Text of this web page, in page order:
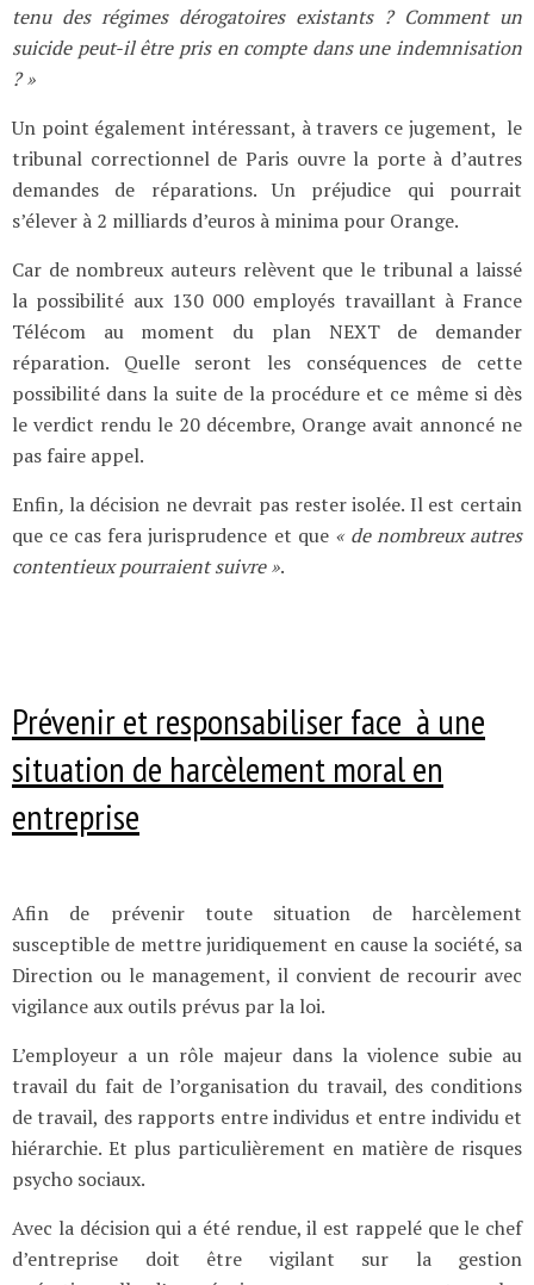
tenu des régimes dérogatoires existants ? Comment un
suicide peut-il être pris en compte dans une indemnisation
? »
Un point également intéressant, à travers ce jugement, le
tribunal correctionnel de Paris ouvre la porte à d’autres
demandes de réparations. Un préjudice qui pourrait
s’élever à 2 milliards d’euros à minima pour Orange.
Car de nombreux auteurs relèvent que le tribunal a laissé
la possibilité aux 130 000 employés travaillant à France
Télécom au moment du plan NEXT de demander
réparation. Quelle seront les conséquences de cette
possibilité dans la suite de la procédure et ce même si dès
le verdict rendu le 20 décembre, Orange avait annoncé ne
pas faire appel.
Enfin, la décision ne devrait pas rester isolée. Il est certain
que ce cas fera jurisprudence et que « de nombreux autres
contentieux pourraient suivre ».
Prévenir et responsabiliser face à une
situation de harcèlement moral en
entreprise
Afin de prévenir toute situation de harcèlement
susceptible de mettre juridiquement en cause la société, sa
Direction ou le management, il convient de recourir avec
vigilance aux outils prévus par la loi.
L’employeur a un rôle majeur dans la violence subie au
travail du fait de l’organisation du travail, des conditions
de travail, des rapports entre individus et entre individu et
hiérarchie. Et plus particulièrement en matière de risques
psycho sociaux.
Avec la décision qui a été rendue, il est rappelé que le chef
d’entreprise doit être vigilant sur la gestion